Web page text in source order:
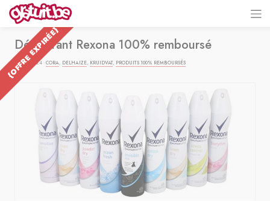
{OFFRE EXPIRÉE}
Déodorant Rexona 100% remboursé
19/12/2024 ·CORA, DELHAIZE, KRUIDVAT, PRODUITS 100% REMBOURSÉS